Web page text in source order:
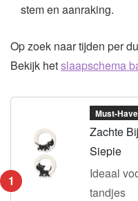
stem en aanraking.
Op zoek naar tijden per
Bekijk hetslaapschema
1
Must-Have
Zachte
Siepie
Ideaal
tandjes